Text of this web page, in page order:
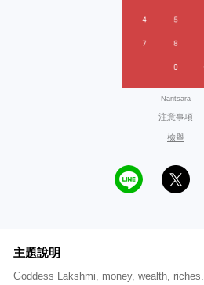
Naritsara
注意事項
檢舉
主題說明
Goddess Lakshmi, money, wealth, riches.